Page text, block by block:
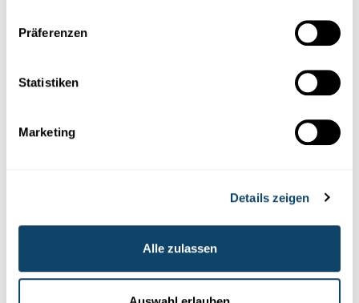
Präferenzen
Statistiken
Marketing
Details zeigen
Alle zulassen
Kryptowährung: Luxemburger Forscher
decken betrügerische Praktiken auf
Blockchain der